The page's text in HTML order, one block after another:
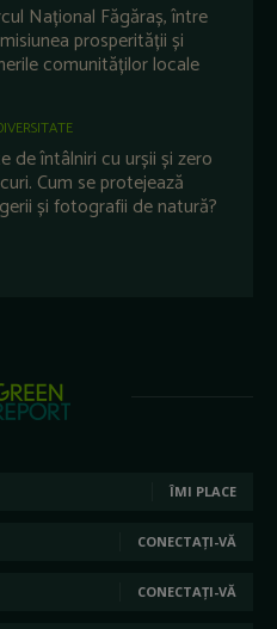
Național Făgăraș, între
prosperității și
comunităților locale
de întâlniri cu urșii și zero
Cum se protejează
și fotografii de natură?
ÎMI PLACE
CONECTAȚI-VĂ
CONECTAȚI-VĂ